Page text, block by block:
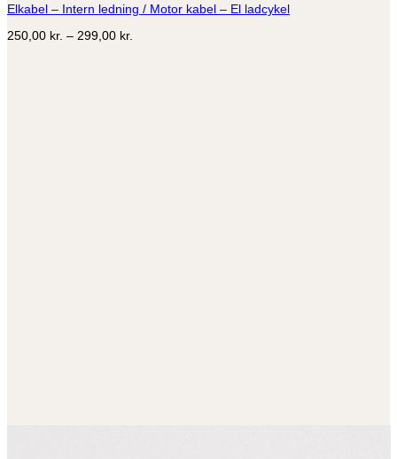
varianter.
kan
Elkabel – Intern ledning / Motor kabel – El ladcykel
250,00 kr. – 299,00 kr.